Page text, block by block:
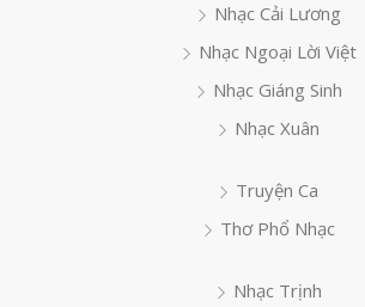
Nhạc Cải Lương
Nhạc Ngoại Lời Việt
Nhạc Giáng Sinh
Nhạc Xuân
Truyện Ca
Thơ Phổ Nhạc
Nhạc Trịnh